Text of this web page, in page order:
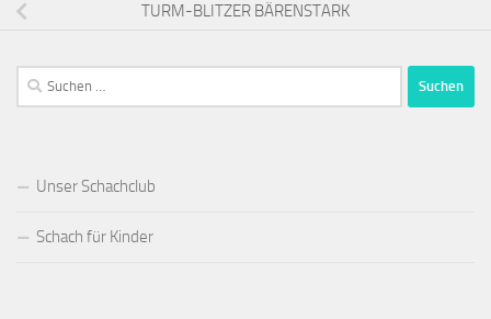
TURM-BLITZER BÄRENSTARK
Suchen
nach:
Unser Schachclub
Schach für Kinder